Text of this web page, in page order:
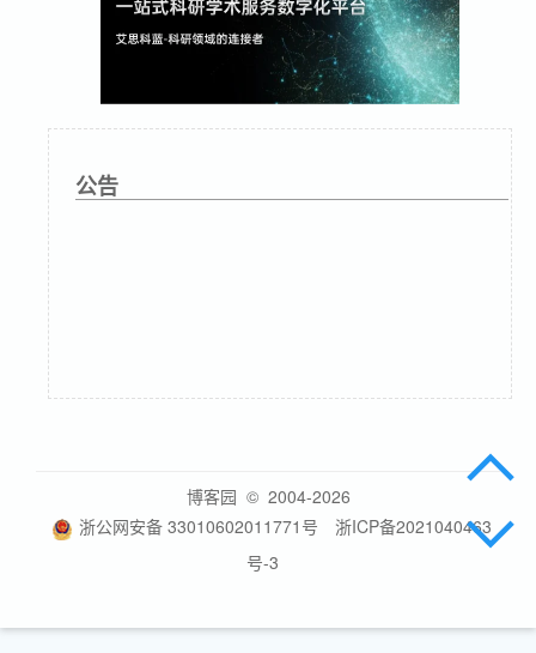
公告
博客园 © 2004-2026
浙公网安备 33010602011771号
浙ICP备2021040463
号-3